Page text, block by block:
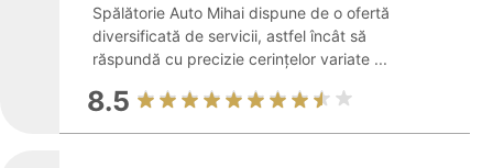
Spălătorie Auto Mihai dispune de o ofertă
diversificată de servicii, astfel încât să
răspundă cu precizie cerințelor variate ...
8.5